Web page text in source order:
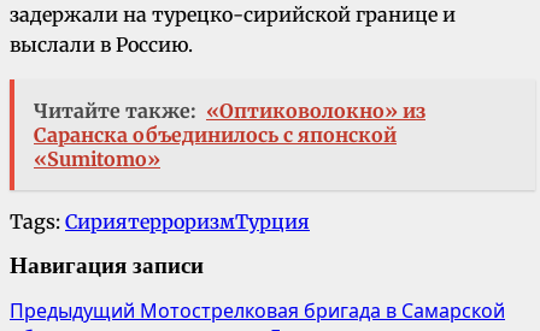
задержали на турецко-сирийской границе и
выслали в Россию.
Читайте также: «Оптиковолокно» из
Саранска объединилось с японской
«Sumitomo»
Tags: СириятерроризмТурция
Навигация записи
Предыдущий Мотострелковая бригада в Самарской